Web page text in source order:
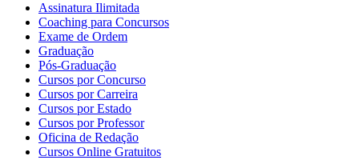
Assinatura Ilimitada
Coaching para Concursos
Exame de Ordem
Graduação
Pós-Graduação
Cursos por Concurso
Cursos por Carreira
Cursos por Estado
Cursos por Professor
Oficina de Redação
Cursos Online Gratuitos